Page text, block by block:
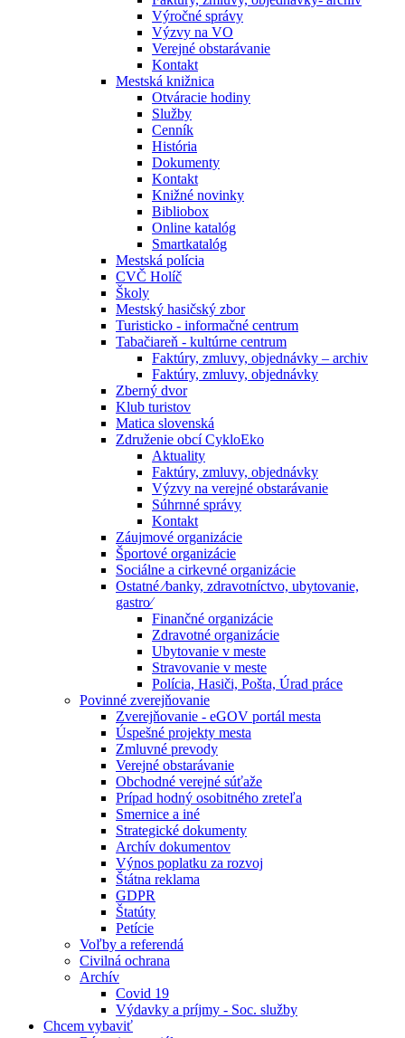
Výročné správy
Výzvy na VO
Verejné obstarávanie
Kontakt
Mestská knižnica
Otváracie hodiny
Služby
Cenník
História
Dokumenty
Kontakt
Knižné novinky
Bibliobox
Online katalóg
Smartkatalóg
Mestská polícia
CVČ Holíč
Školy
Mestský hasičský zbor
Turisticko - informačné centrum
Tabačiareň - kultúrne centrum
Faktúry, zmluvy, objednávky – archiv
Faktúry, zmluvy, objednávky
Zberný dvor
Klub turistov
Matica slovenská
Združenie obcí CykloEko
Aktuality
Faktúry, zmluvy, objednávky
Výzvy na verejné obstarávanie
Súhrnné správy
Kontakt
Záujmové organizácie
Športové organizácie
Sociálne a cirkevné organizácie
Ostatné ⁄banky, zdravotníctvo, ubytovanie,
gastro⁄
Finančné organizácie
Zdravotné organizácie
Ubytovanie v meste
Stravovanie v meste
Polícia, Hasiči, Pošta, Úrad práce
Povinné zverejňovanie
Zverejňovanie - eGOV portál mesta
Úspešné projekty mesta
Zmluvné prevody
Verejné obstarávanie
Obchodné verejné súťaže
Prípad hodný osobitného zreteľa
Smernice a iné
Strategické dokumenty
Archív dokumentov
Výnos poplatku za rozvoj
Štátna reklama
GDPR
Štatúty
Petície
Voľby a referendá
Civilná ochrana
Archív
Covid 19
Výdavky a príjmy - Soc. služby
Chcem vybaviť